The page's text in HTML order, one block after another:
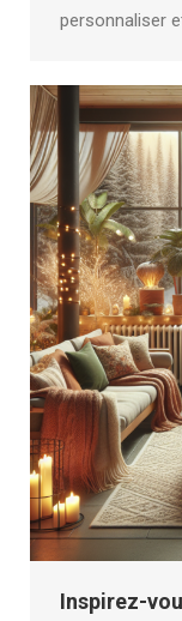
personnaliser
Inspirez-